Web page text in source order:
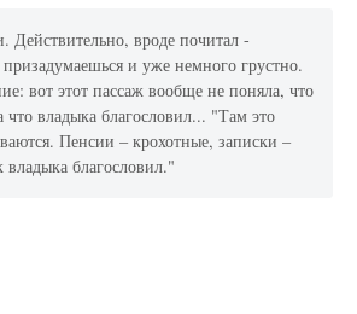
Действительно, вроде почитал -
и уже немного грустно.
вот этот пассаж вообще не поняла, что
что владыка благословил... "Там это
Пенсии – крохотные, записки –
владыка благословил."